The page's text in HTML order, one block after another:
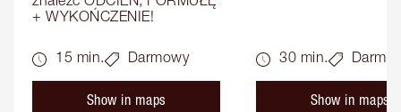
+ WYKOŃCZENIE!
15 min. Darmowy
Show in maps
30 min.
Show in maps